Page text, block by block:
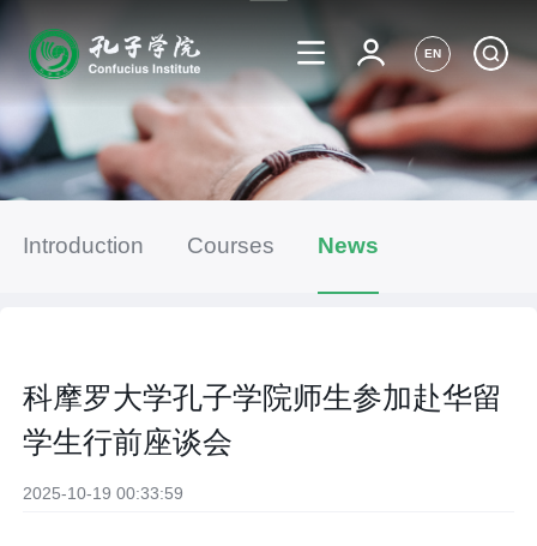
EN
Introduction Courses News
科摩罗大学孔子学院师生参加赴华留
学生行前座谈会
2025-10-19 00:33:59